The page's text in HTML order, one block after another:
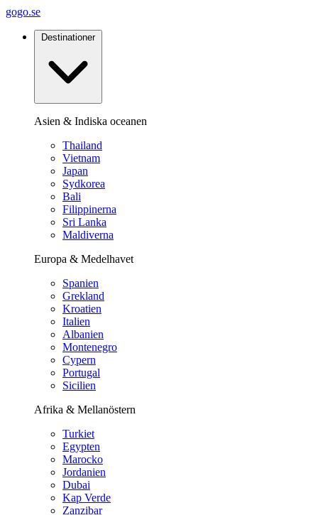
gogo.se
Destinationer
Asien & Indiska oceanen
Thailand
Vietnam
Japan
Sydkorea
Bali
Filippinerna
Sri Lanka
Maldiverna
Europa & Medelhavet
Spanien
Grekland
Kroatien
Italien
Albanien
Montenegro
Cypern
Portugal
Sicilien
Afrika & Mellanöstern
Turkiet
Egypten
Marocko
Jordanien
Dubai
Kap Verde
Zanzibar